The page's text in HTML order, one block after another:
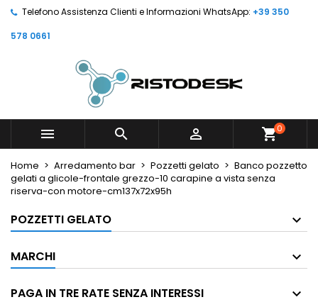
Telefono Assistenza Clienti e Informazioni WhatsApp: +39 350
578 0661
   shopping_cart0
Home Arredamento bar Pozzetti gelato
Banco pozzetto
gelati a glicole-frontale grezzo-10 carapine a vista senza
riserva-con motore-cm137x72x95h
POZZETTI GELATO
MARCHI
PAGA IN TRE RATE SENZA INTERESSI